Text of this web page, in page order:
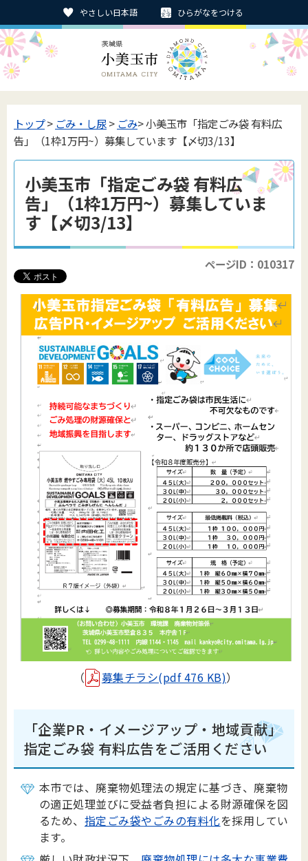
やさしい日本語 ひらがなをつける
トップ> ごみ・し尿> ごみ> 小美玉市「指定ごみ袋 有料広
告」（1枠1万円~）募集しています【〆切3/13】
小美玉市「指定ごみ袋 有料広
告」（1枠1万円~）募集していま
す【〆切3/13】
ページID：010317
（ 募集チラシ(pdf 476 KB)）
「企業PR・イメージアップ・地域貢献」
指定ごみ袋 有料広告をご活用ください
本市では、廃棄物処理法の規定に基づき、廃棄物
の適正処理並びに受益者負担による財源確保を図
るため、 指定ごみ袋やごみの有料化を採用してい
ます。